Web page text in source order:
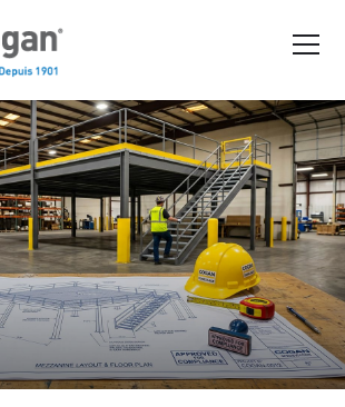
DEVIS